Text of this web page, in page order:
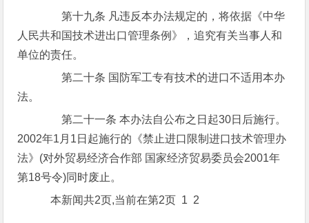
第十九条 凡违反本办法规定的，将依据《中华
人民共和国技术进出口管理条例》，追究有关当事人和
单位的责任。
第二十条 国防军工专有技术的进口不适用本办
法。
第二十一条 本办法自公布之日起30日后施行。
2002年1月1日起施行的《禁止进口限制进口技术管理办
法》(对外贸易经济合作部 国家经济贸易委员会2001年
第18号令)同时废止。
本新闻共2页,当前在第2页 1 2